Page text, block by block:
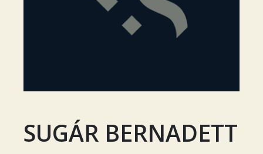
SUGÁR BERNADETT